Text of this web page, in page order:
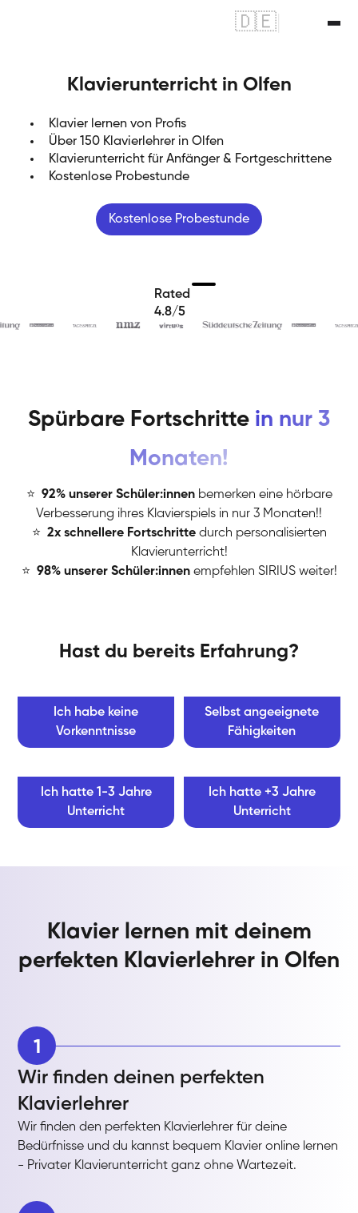
🇩🇪
Klavierunterricht in Olfen
Klavier lernen von Profis
Über 150 Klavierlehrer in Olfen
Klavierunterricht für Anfänger & Fortgeschrittene
Kostenlose Probestunde
Kostenlose Probestunde
Rated
4.8/5
Spürbare Fortschritte in nur 3
Monaten!
⭐ 92% unserer Schüler:innen bemerken eine hörbare
Verbesserung ihres Klavierspiels in nur 3 Monaten!!
⭐ 2x schnellere Fortschritte durch personalisierten
Klavierunterricht!
⭐ 98% unserer Schüler:innen empfehlen SIRIUS weiter!
Hast du bereits Erfahrung?
Ich habe keine
Vorkenntnisse
Selbst angeeignete
Fähigkeiten
Ich hatte 1-3 Jahre
Unterricht
Ich hatte +3 Jahre
Unterricht
Klavier lernen mit deinem
perfekten Klavierlehrer in Olfen
1
Wir finden deinen perfekten
Klavierlehrer
Wir finden den perfekten Klavierlehrer für deine
Bedürfnisse und du kannst bequem Klavier online lernen
- Privater Klavierunterricht ganz ohne Wartezeit.